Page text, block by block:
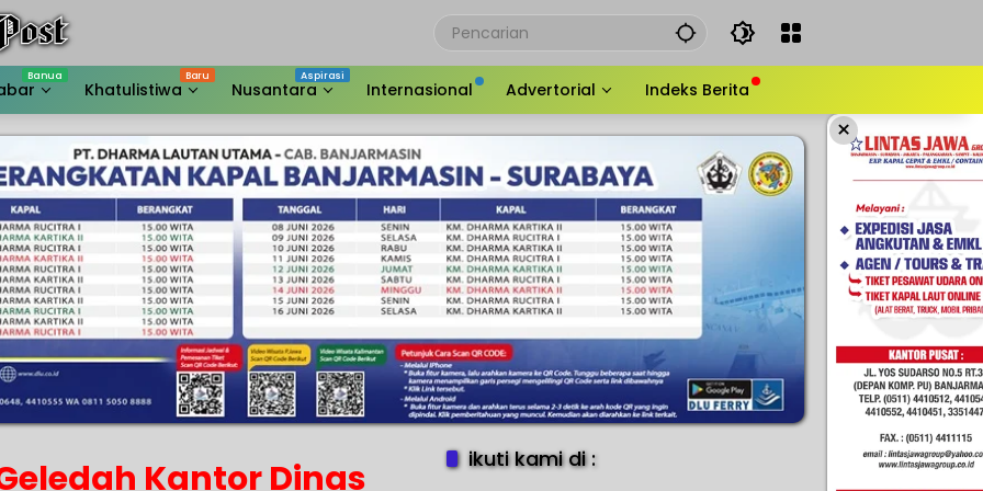
Khatulistiwa Nusantara Internasional Advertorial Indeks Berita
×
Kantor Dinas
ikuti kami di :